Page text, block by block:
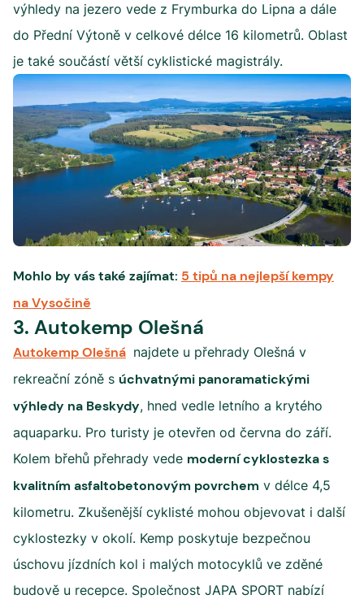
výhledy na jezero vede z Frymburka do Lipna a dále
do Přední Výtoně v celkové délce 16 kilometrů. Oblast
je také součástí větší cyklistické magistrály.
Mohlo by vás také zajímat: 5 tipů na nejlepší kempy
na Vysočině
3. Autokemp Olešná
Autokemp Olešná najdete u přehrady Olešná v
rekreační zóně s úchvatnými panoramatickými
výhledy na Beskydy, hned vedle letního a krytého
aquaparku. Pro turisty je otevřen od června do září.
Kolem břehů přehrady vede moderní cyklostezka s
kvalitním asfaltobetonovým povrchem v délce 4,5
kilometru. Zkušenější cyklisté mohou objevovat i další
cyklostezky v okolí. Kemp poskytuje bezpečnou
úschovu jízdních kol i malých motocyklů ve zděné
budově u recepce. Společnost JAPA SPORT nabízí